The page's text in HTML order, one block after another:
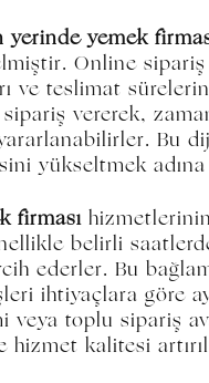
yerinde yemek
Online
ve teslimat
vererek,
Bu
yükseltmek
firması
belirli
ederler. Bu
ihtiyaçlara göre
toplu sipariş
kalitesi